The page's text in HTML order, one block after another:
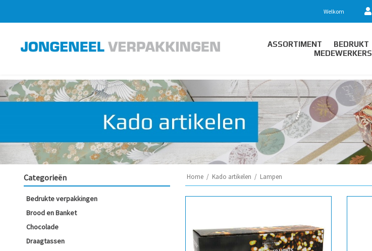
Welkom
ASSORTIMENT BEDRUKT
MEDEWERKERS
Categorieën
Bedrukte verpakkingen
Brood en Banket
Chocolade
Draagtassen
Home / Kado artikelen / Lampen